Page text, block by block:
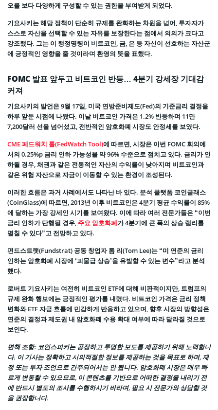
오를 보다 다양하게 구성할 수 있는 권한을 부여받게 되었다.
기요사키는 해당 정책이 단순히 규제를 완화하는 차원을 넘어, 투자자가
스스로 자산을 선택할 수 있는 자유를 보장한다는 점에서 의의가 크다고
강조했다. 그는 이 행정명령이 비트코인, 금, 은 등 자신이 선호하는 자산군
에 긍정적인 영향을 줄 것이라며 환영의 뜻을 표했다.
FOMC 발표 앞두고 비트코인 반등… 4분기 강세장 기대감
커져
기요사키의 발언은 9월 17일, 미국 연방준비제도(Fed)의 기준금리 결정을
하루 앞둔 시점에 나왔다. 이날 비트코인 가격은 1.2% 반등하며 11만
7,200달러 선을 넘어섰고, 전반적인 암호화폐 시장도 안정세를 보였다.
CME 페드워치 툴(FedWatch Tool)에 따르면, 시장은 이번 FOMC 회의에
서의 0.25%p 금리 인하 가능성을 약 96% 수준으로 점치고 있다. 금리가 인
하될 경우, 채권과 같은 전통적인 자산의 수익률이 낮아지며 비트코인과
같은 위험 자산으로 자금이 이동할 수 있는 환경이 조성된다.
이러한 흐름은 과거 사례에서도 나타난 바 있다. 분석 플랫폼 코인글래스
(CoinGlass)에 따르면, 2013년 이후 비트코인은 4분기 평균 수익률이 85%
에 달하는 가장 강세인 시기를 보여왔다. 이에 따라 여러 전문가들은 “이번
금리 인하가 단행될 경우, 주요 암호화폐가 4분기에 큰 폭의 상승 랠리를
펼칠 수 있다”고 전망하고 있다.
펀드스트랫(Fundstrat) 공동 창업자 톰 리(Tom Lee)는 “미 연준의 금리
인하는 암호화폐 시장에 ‘괴물급 상승’을 유발할 수 있는 변수”라고 분석
했다.
로버트 기요사키는 여전히 비트코인 ETF에 대해 비판적이지만, 트럼프의
규제 완화 행보에는 긍정적인 평가를 내렸다. 비트코인 가격은 금리 정책
변화와 ETF 자금 흐름에 민감하게 반응하고 있으며, 향후 시장의 방향성은
연준의 결정과 제도권 내 암호화폐 수용 확대 여부에 따라 달라질 것으로
보인다.
면책 조항: 코인스피커는 공정하고 투명한 보도를 제공하기 위해 노력합니
다. 이 기사는 정확하고 시의적절한 정보를 제공하는 것을 목표로 하며, 재
정 또는 투자 조언으로 간주되어서는 안 됩니다. 암호화폐 시장은 매우 빠
르게 변동할 수 있으므로, 이 콘텐츠를 기반으로 어떠한 결정을 내리기 전
에 반드시 별도의 조사를 수행하시기 바라며, 필요 시 전문가와 상담할 것
을 권장합니다.